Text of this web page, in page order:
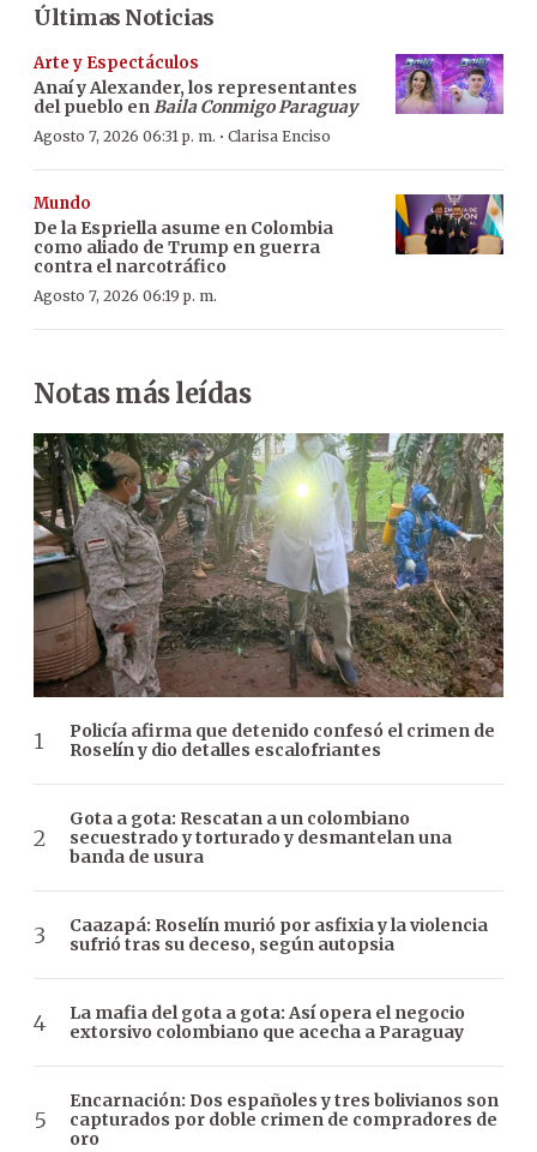
Últimas Noticias
Arte y Espectáculos
Anaí y Alexander, los representantes
del pueblo enBaila Conmigo Paraguay
Agosto 7, 2026 06:31 p. m. · Clarisa Enciso
Mundo
De la Espriella asume en Colombia
como aliado de Trump en guerra
contra el narcotráfico
Agosto 7, 2026 06:19 p. m.
Notas más leídas
Policía afirma que detenido confesó el crimen de
Roselín y dio detalles escalofriantes
Gota a gota: Rescatan a un colombiano
secuestrado y torturado y desmantelan una
banda de usura
Caazapá: Roselín murió por asfixia y la violencia
sufrió tras su deceso, según autopsia
La mafia del gota a gota: Así opera el negocio
extorsivo colombiano que acecha a Paraguay
Encarnación: Dos españoles y tres bolivianos son
capturados por doble crimen de compradores de
oro